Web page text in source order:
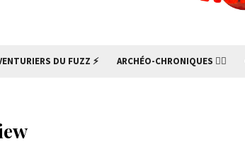
DU FUZZ ⚡ ARCHÉO-CHRONIQUES 🧙‍♂